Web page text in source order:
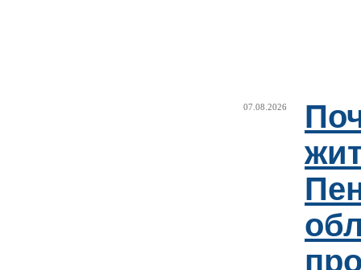
07.08.2026